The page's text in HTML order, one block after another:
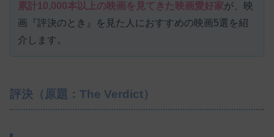
累計10,000本以上の映画を見てきた映画愛好家が、映
画『評決のとき』を見た人におすすめの映画5選を紹
介します。
評決（原題：The Verdict）